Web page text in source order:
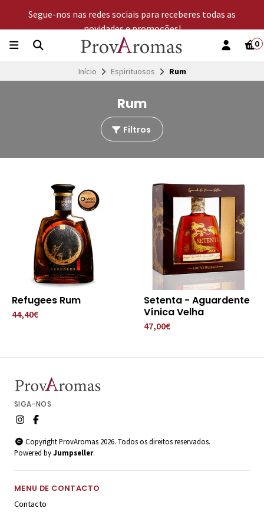
Segue-nos nas redes sociais para receberes todas as
novidades e promoções!
0
Início Espirituosos Rum
Rum
Filtros
Refugees Rum
44,40€
Setenta - Aguardente
Vínica Velha
47,00€
SIGA-NOS
Copyright ProvAromas 2026. Todos os direitos reservados.
Powered byJumpseller.
MENU DE CONTACTO
Contacto